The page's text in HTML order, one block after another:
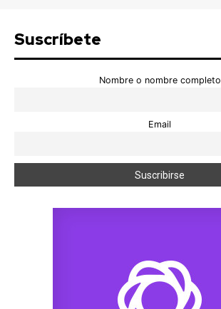
Suscríbete
Nombre o nombre completo
Email